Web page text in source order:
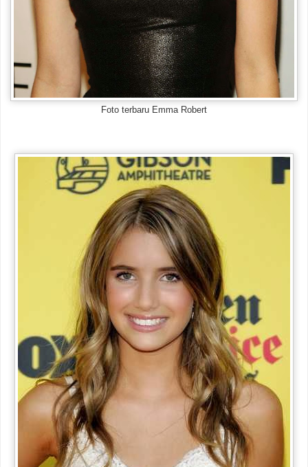
Foto terbaru Emma Robert